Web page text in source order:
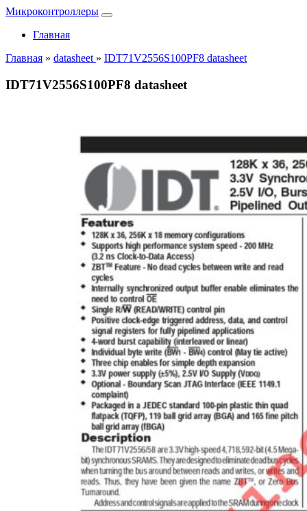
Микроконтроллеры
Главная
Главная » datasheet » IDT71V2556S100PF8 datasheet
IDT71V2556S100PF8 datasheet